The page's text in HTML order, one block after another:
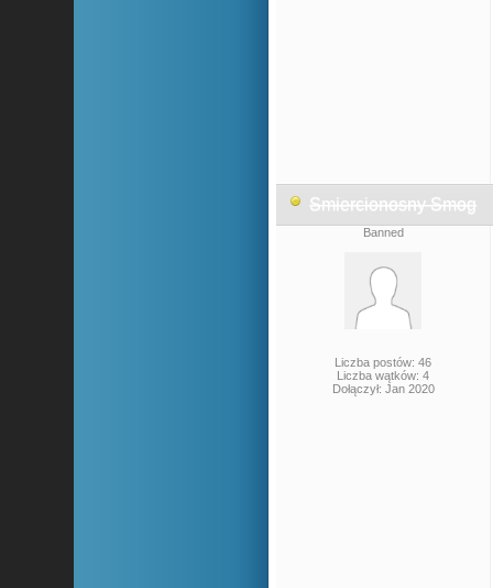
Smiercionosny Smog
Banned
Liczba postów: 46
Liczba wątków: 4
Dołączył: Jan 2020